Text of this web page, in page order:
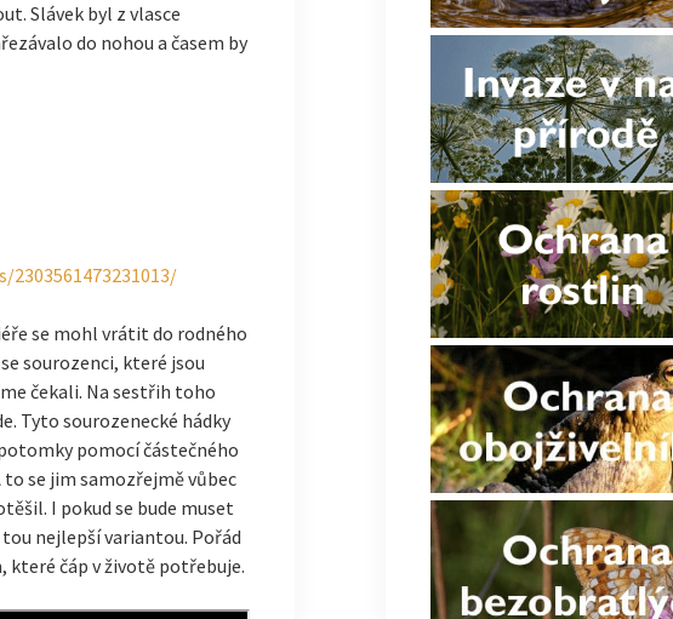
Slávek byl z vlasce
do nohou a časem by
se mohl vrátit do rodného
sourozenci, které jsou
čekali. Na sestřih toho
Tyto sourozenecké hádky
pomocí částečného
se jim samozřejmě vůbec
I pokud se bude muset
nejlepší variantou. Pořád
které čáp v životě potřebuje.